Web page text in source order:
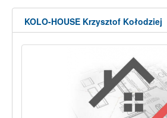
KOLO-HOUSE Krzysztof Kołodziej